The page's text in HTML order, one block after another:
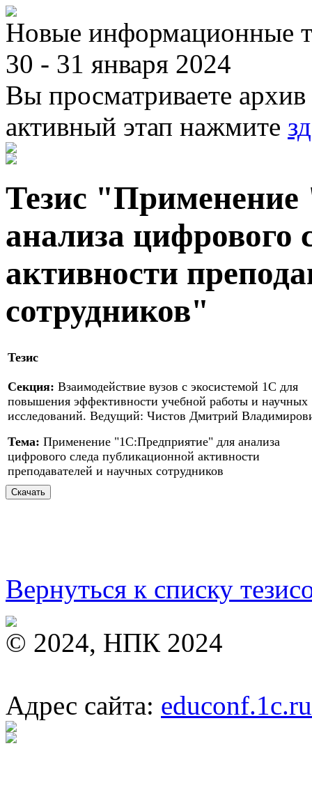
Новые информационные
30 - 31 января 2024
Вы просматриваете
активный этап нажмите
Тезис
анализа цифрового
активности
сотрудников"
Тезис
Секция: Взаимодействие вузов с экосистемой 1С для
повышения эффективности учебной работы и научных
исследований. Ведущий: Чистов Дмитрий
Тема: Применение "1С:Предприятие" для анализа
цифрового следа публикационной активности
преподавателей и научных сотрудников
Вернуться к списку
© 2024, НПК 2024
Адрес сайта: educonf.1c.ru